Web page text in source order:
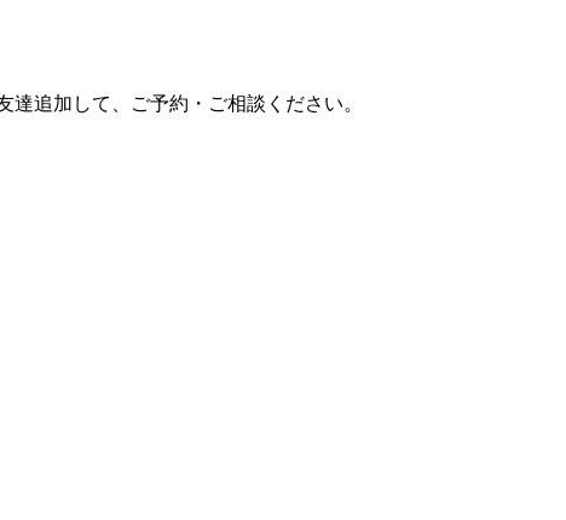
追加して、ご予約・ご相談ください。